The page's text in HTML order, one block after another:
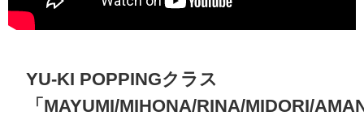
YU-KI POPPINGクラス
「MAYUMI/MIHONA/RINA/MIDORI/